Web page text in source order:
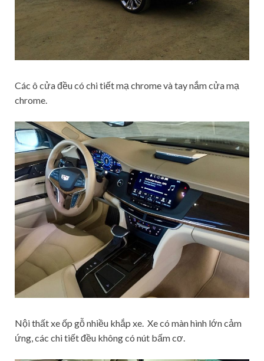
Các ô cửa đều có chi tiết mạ chrome và tay nắm cửa mạ
chrome.
Nội thất xe ốp gỗ nhiều khắp xe. Xe có màn hình lớn cảm
ứng, các chi tiết đều không có nút bấm cơ.